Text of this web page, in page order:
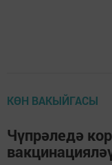
КӨН ВАКЫЙГАСЫ
Чүпрәледә